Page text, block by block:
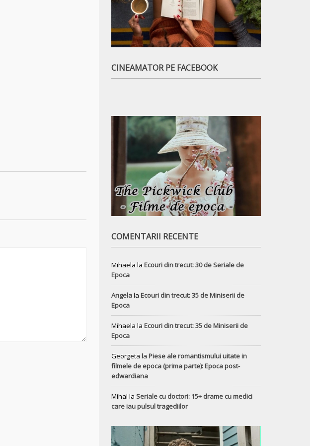
CINEAMATOR PE FACEBOOK
COMENTARII RECENTE
Mihaela la Ecouri din trecut: 30 de Seriale de
Epoca
Angelala Ecouri din trecut: 35 de Miniserii de
Epoca
Mihaela la Ecouri din trecut: 35 de Miniserii de
Epoca
Georgeta la Piese ale romantismului uitate in
filmele de epoca (prima parte): Epoca post-
edwardiana
MihaI la Seriale cu doctori: 15+ drame cu medici
care iau pulsul tragediilor